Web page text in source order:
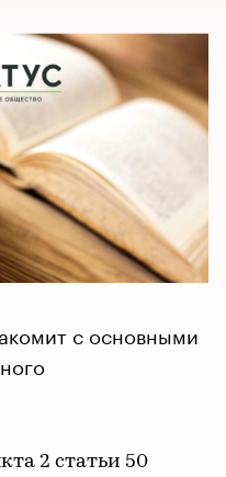
с основными
2 статьи 50